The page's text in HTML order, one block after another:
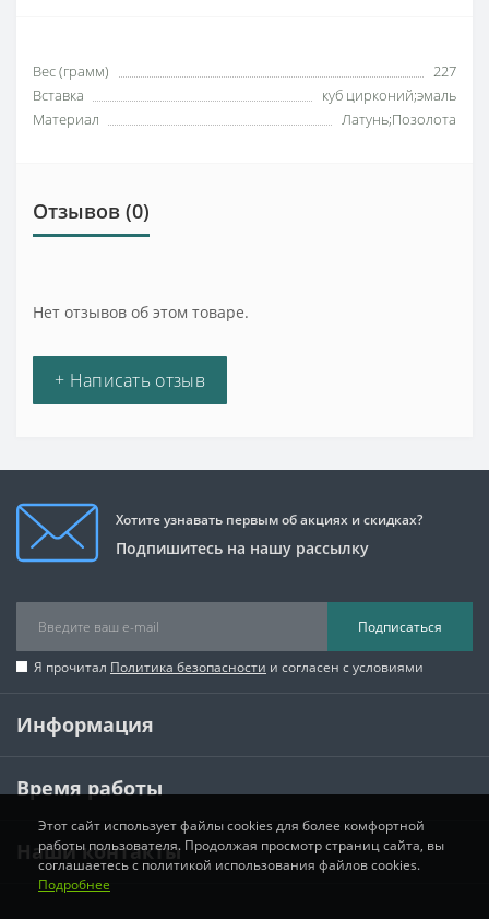
Вес (грамм)
227
Вставка
куб цирконий;эмаль
Материал
Латунь;Позолота
Отзывов (0)
Нет отзывов об этом товаре.
+ Написать отзыв
Хотите узнавать первым об акциях и скидках?
Подпишитесь на нашу рассылку
Подписаться
Я прочитал Политика безопасности и согласен с условиями
Информация
Время работы
Наши контакты
Этот сайт использует файлы cookies для более комфортной
работы пользователя. Продолжая просмотр страниц сайта, вы
соглашаетесь с политикой использования файлов cookies.
Подробнее